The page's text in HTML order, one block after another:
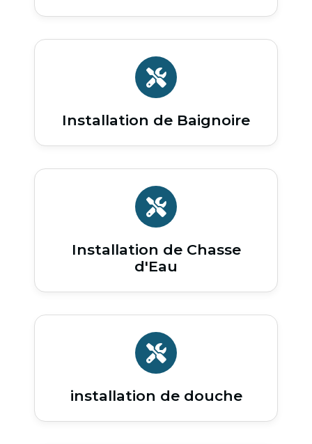
Installation de Baignoire
Installation de Chasse
d'Eau
installation de douche